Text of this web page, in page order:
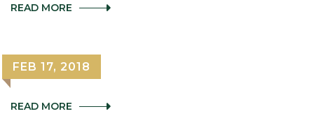
READ MORE CALÇOTADA
FEB 17, 2018
Jägermaster
READ MORE JÄGERMASTER